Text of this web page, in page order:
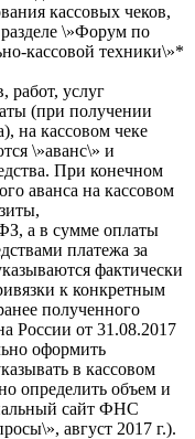
кассовых чеков,
\»Форум по
кассовой техники\»*
работ, услуг
(при получении
на кассовом чеке
\»аванс\» и
При конечном
аванса на кассовом
а в сумме оплаты
платежа за
фактически
к конкретным
полученного
России от 31.08.2017
оформить
в кассовом
определить объем и
сайт ФНС
август 2017 г.).